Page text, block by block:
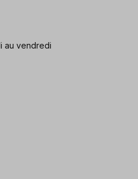
au vendredi